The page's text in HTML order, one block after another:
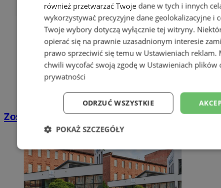
Zostań kierowcą w DPD
również przetwarzać Twoje dane w tych i innych
wykorzystywać precyzyjne dane geolokalizacyjne i
Twoje wybory dotyczą wyłącznie tej witryny.
opierać się na prawnie uzasadnionym interesie
prawo sprzeciwić się temu w Ustawieniach reklam.
chwili wycofać swoją zgodę w Ustawieniach plików
prywatności
ODRZUĆ WSZYSTKIE
POKAŻ SZCZEGÓŁY
Niezbędne Wydajność